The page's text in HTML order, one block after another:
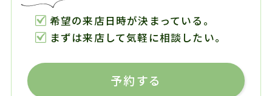
希望の来店日時が決まっている。
まずは来店して気軽に相談したい。
予約する